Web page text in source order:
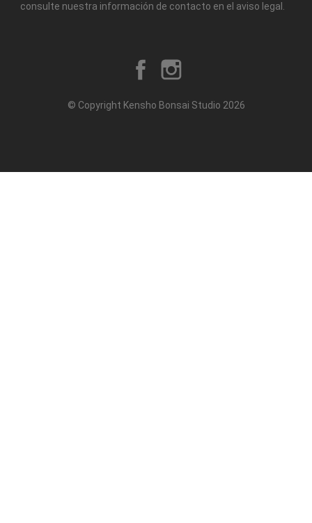
consulte nuestra información de contacto en el aviso legal.
Facebook
© Copyright Kensho Bonsai Studio 2026